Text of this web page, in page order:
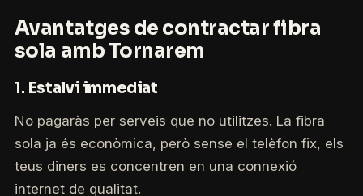
Avantatges de contractar fibra
sola amb Tornarem
1. Estalvi immediat
No pagaràs per serveis que no utilitzes. La fibra
sola ja és econòmica, però sense el telèfon fix, els
teus diners es concentren en una connexió
internet de qualitat.